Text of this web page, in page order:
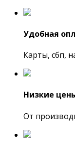
Удобная
Карты, сбп,
Низкие
От